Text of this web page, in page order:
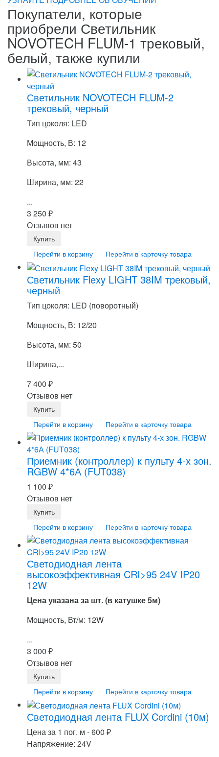
Покупатели, которые
приобрели Светильник
NOVOTECH FLUM-1 трековый,
белый, также купили
Светильник NOVOTECH FLUM-2
трековый, черный
Тип цоколя: LED
Мощность, В: 12
Высота, мм: 43
Ширина, мм: 22
...
3 250 ₽
Отзывов нет
Перейти в корзину Перейти в карточку товара
Светильник Flexy LIGHT 38IM трековый,
черный
Тип цоколя: LED (поворотный)
Мощность, В: 12/20
Высота, мм: 50
Ширина,...
7 400 ₽
Отзывов нет
Перейти в корзину Перейти в карточку товара
Приемник (контроллер) к пульту 4-х зон.
RGBW 4*6А (FUT038)
1 100 ₽
Отзывов нет
Перейти в корзину Перейти в карточку товара
Светодиодная лента
высокоэффективная CRI>95 24V IP20
12W
Цена указана за шт. (в катушке 5м)
Мощность, Вт/м: 12W
...
3 000 ₽
Отзывов нет
Перейти в корзину Перейти в карточку товара
Светодиодная лента FLUX Cordini (10м)
Цена за 1 пог. м -600 ₽
Напряжение: 24V